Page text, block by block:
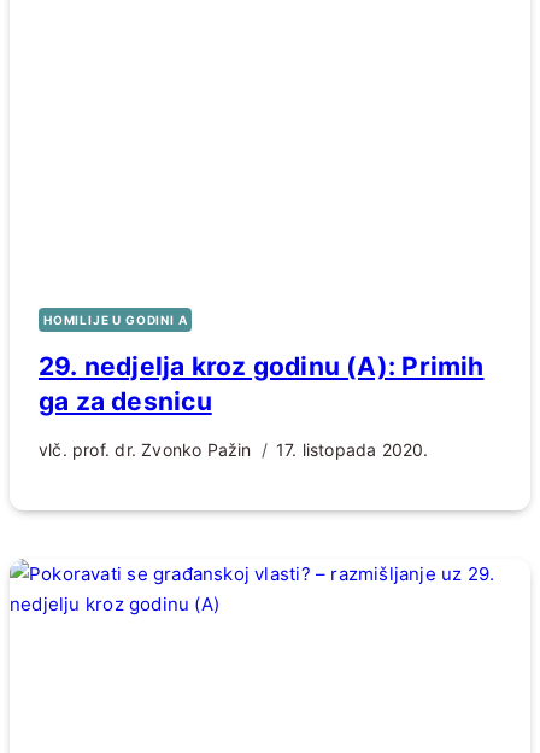
HOMILIJE U GODINI A
29. nedjelja kroz godinu (A): Primih
ga za desnicu
vlč. prof. dr. Zvonko Pažin 17. listopada 2020.